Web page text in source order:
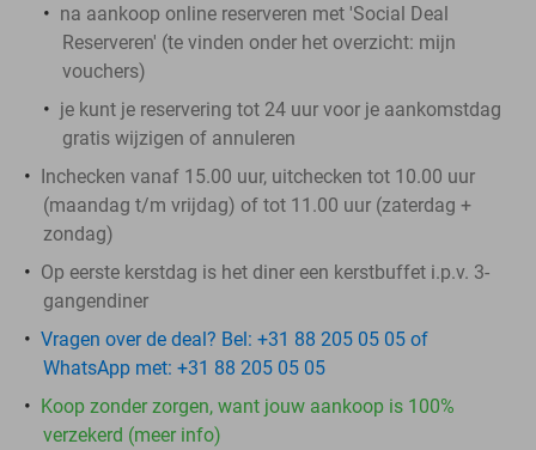
na aankoop online reserveren met 'Social Deal
Reserveren' (te vinden onder het overzicht: mijn
vouchers)
je kunt je reservering tot 24 uur voor je aankomstdag
gratis wijzigen of annuleren
Inchecken vanaf 15.00 uur, uitchecken tot 10.00 uur
(maandag t/m vrijdag) of tot 11.00 uur (zaterdag +
zondag)
Op eerste kerstdag is het diner een kerstbuffet i.p.v. 3-
gangendiner
Vragen over de deal? Bel: +31 88 205 05 05 of
WhatsApp met: +31 88 205 05 05
Koop zonder zorgen, want jouw aankoop is 100%
verzekerd (meer info)